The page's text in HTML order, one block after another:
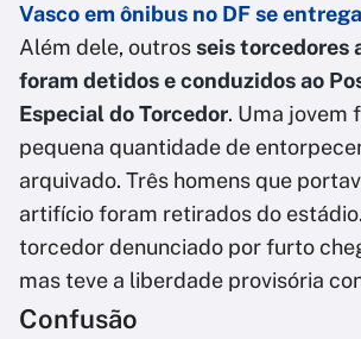
Vasco em ônibus no DF se
Além dele, outrosseis torcedores
foram detidos e conduzidos ao
Especial do Torcedor. Uma jovem
pequena quantidade de
arquivado. Três homens que
artifício foram retirados do
torcedor denunciado por furto
mas teve a liberdade provisória
Confusão